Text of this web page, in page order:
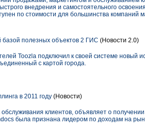
внедрения и самостоятельного
по стоимости для большинства компаний
полезных объектов 2 ГИС (Новости 2.0)
Toozla подключил к своей системе новый
с картой города.
в 2011 году (Новости)
клиентов, объявляет о получении
была признана лидером по доходам на